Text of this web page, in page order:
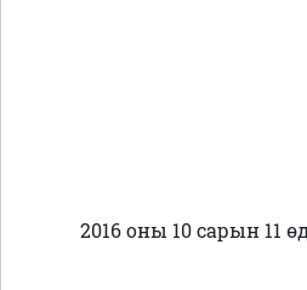
2016 оны 10 сарын 11